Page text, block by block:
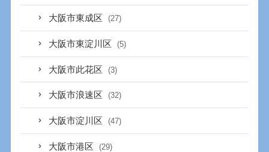
大阪市東成区 (27)
大阪市東淀川区 (5)
大阪市此花区 (3)
大阪市浪速区 (32)
大阪市淀川区 (47)
大阪市港区 (29)